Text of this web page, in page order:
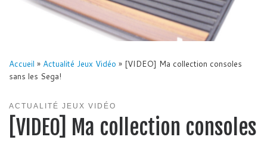
Accueil » Actualité Jeux Vidéo » [VIDEO] Ma collection consoles
sans les Sega!
ACTUALITÉ JEUX VIDÉO
[VIDEO] Ma collection consoles